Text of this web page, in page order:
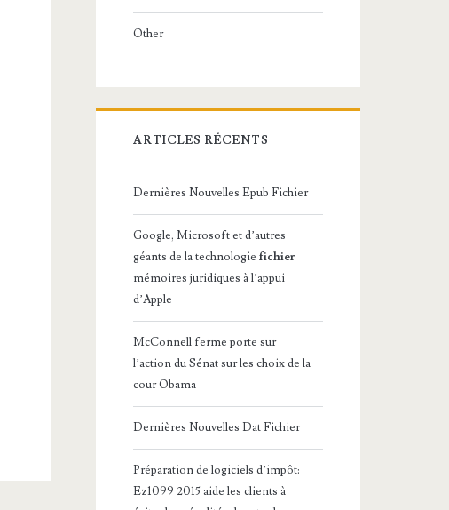
Other
ARTICLES RÉCENTS
Dernières Nouvelles Epub Fichier
Google, Microsoft et d’autres
géants de la technologiefichier
mémoires juridiques à l’appui
d’Apple
McConnell ferme porte sur
l’action du Sénat sur les choix de la
cour Obama
Dernières Nouvelles Dat Fichier
Préparation de logiciels d’impôt:
Ez1099 2015 aide les clients à